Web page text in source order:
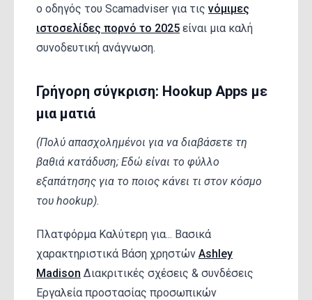
ο οδηγός του Scamadviser για τις νόμιμες
ιστοσελίδες πορνό το 2025 είναι μια καλή
συνοδευτική ανάγνωση.
Γρήγορη σύγκριση: Hookup Apps με
μια ματιά
(Πολύ απασχολημένοι για να διαβάσετε τη
βαθιά κατάδυση; Εδώ είναι το φύλλο
εξαπάτησης για το ποιος κάνει τι στον κόσμο
του hookup).
Πλατφόρμα Καλύτερη για... Βασικά
χαρακτηριστικά Βάση χρηστών Ashley
Madison Διακριτικές σχέσεις & συνδέσεις
Εργαλεία προστασίας προσωπικών